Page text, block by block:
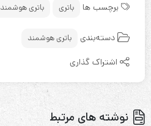
برچسب ها باتری باتری هوشمند
دسته‌بندی باتری هوشمند
اشتراک گذاری
نوشته های مرتبط